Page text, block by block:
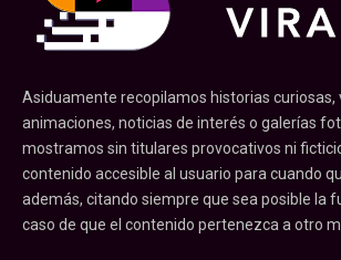
Asiduamente recopilamos historias curiosas,
animaciones, noticias de interés o galerías
mostramos sin titulares provocativos ni
contenido accesible al usuario para cuando
además, citando siempre que sea posible la
caso de que el contenido pertenezca a otro